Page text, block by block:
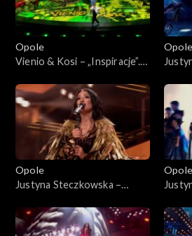
Opole
Vienio & Kosi – „Inspiracje”.
Jedno podwórko 2”
Opole
Opole
Justyna Steczkowska –
siebie”, „Domek z kart”. 63.
KFPP: Koncert „Premiery”
Opole